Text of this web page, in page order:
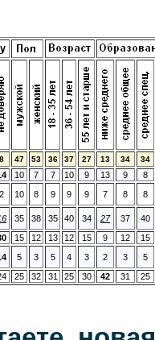
8 47 53 36 37 27 13 34 34
10 7 7 10 9 13 9
8
2 10 8 9 9 9 7 8
8
35 38 35 40 34 27 37
40
15 12 13 12 15 9 12
15
5 3 5 4 3 2 3
5
25 32 31 25 30 42 31 25